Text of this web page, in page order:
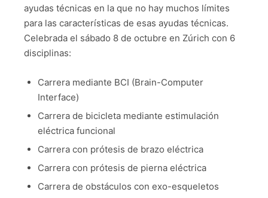
ayudas técnicas en la que no hay muchos límites
para las características de esas ayudas técnicas.
Celebrada el sábado 8 de octubre en Zúrich con 6
disciplinas:
Carrera mediante BCI (Brain-Computer
Interface)
Carrera de bicicleta mediante estimulación
eléctrica funcional
Carrera con prótesis de brazo eléctrica
Carrera con prótesis de pierna eléctrica
Carrera de obstáculos con exo-esqueletos